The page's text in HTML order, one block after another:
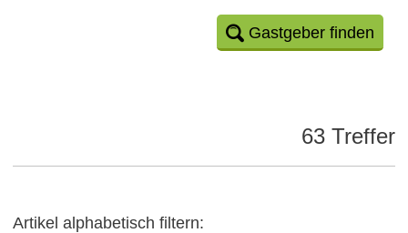
Gastgeber finden
63 Treffer
Artikel alphabetisch filtern: